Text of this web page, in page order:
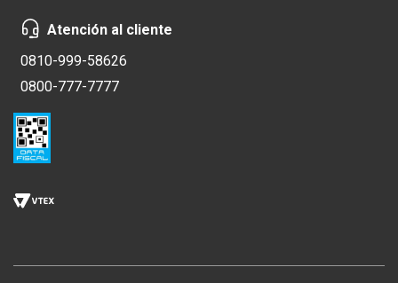
Atención al cliente
0810-999-58626
0800-777-7777